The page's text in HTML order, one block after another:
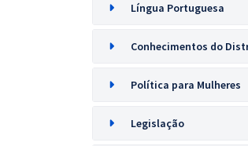
Língua Portuguesa
Conhecimentos do
Política para Mulheres
Legislação